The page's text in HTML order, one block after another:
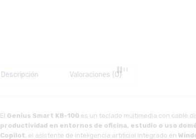
Descripción Valoraciones (0)
El Genius Smart KB-100 es un teclado multimedia con cable
productividad en entornos de oficina, estudio o uso
Copilot, el asistente de inteligencia artificial integrado en